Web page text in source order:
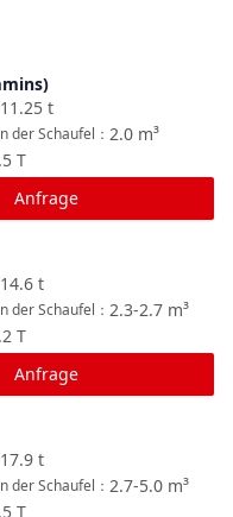
11.25 t
2.0 m³
der Schaufel ：
T
Anfrage
14.6 t
2.3-2.7 m³
der Schaufel ：
T
Anfrage
17.9 t
2.7-5.0 m³
der Schaufel ：
T